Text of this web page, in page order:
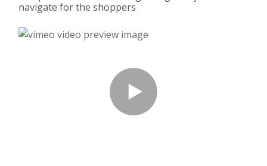
navigate for the shoppers